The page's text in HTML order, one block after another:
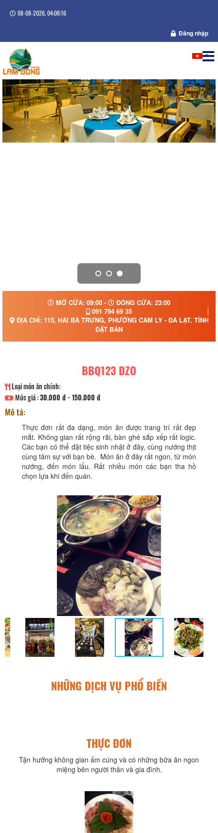
08-08-2026, 04:08:17
Đăng nhập
MỞ CỬA: 09:00 -
ĐÓNG CỬA: 23:00
091 794 69 35
ĐỊA CHỈ: 115, HAI BÀ TRƯNG, PHƯỜNG CAM LY - ĐÀ LẠT, TỈNH
ĐẶT BÀN
BBQ123 DZO
Loại món ăn chính:
Mức giá :30.000 đ - 150.000 đ
Mô tả:
Thực đơn rất đa dạng, món ăn được trang trí rất đẹp
mắt. Không gian rất rộng rãi, bàn ghé sắp xếp rất logic.
Các bạn có thể đặt tiệc sinh nhật ở đây, cùng nướng thịt
cùng tâm sự với bạn bè. Món ăn ở đây rất ngon, từ món
nướng, đến món lẩu. Rất nhiều món các bạn tha hồ
chọn lựa khi đến quán.
NHỮNG DỊCH VỤ PHỔ BIẾN
THỰC ĐƠN
Tận hưởng không gian ấm cúng và có những bữa ăn ngon
miệng bên người thân và gia đình.